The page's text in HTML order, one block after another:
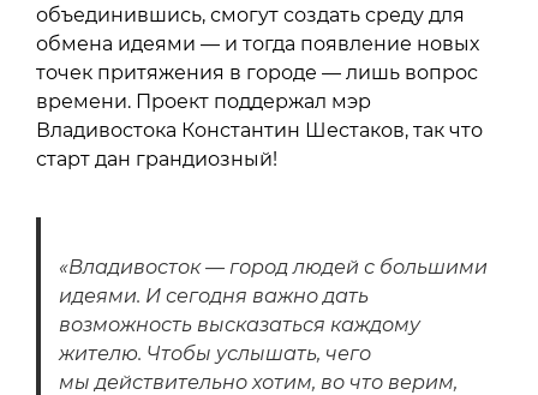
объединившись, смогут создать среду для
обмена идеями — и тогда появление новых
точек притяжения в городе — лишь вопрос
времени. Проект поддержал мэр
Владивостока Константин Шестаков, так что
старт дан грандиозный!
«Владивосток — город людей с большими
идеями. И сегодня важно дать
возможность высказаться каждому
жителю. Чтобы услышать, чего
мы действительно хотим, во что верим,